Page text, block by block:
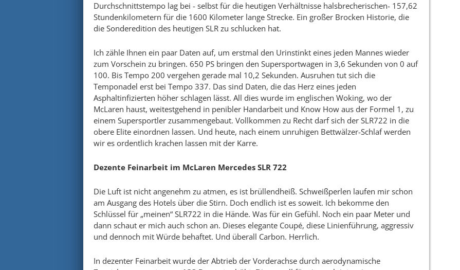
Durchschnittstempo lag bei - selbst für die heutigen Verhältnisse halsbrecherischen- 157,62
Stundenkilometern für die 1600 Kilometer lange Strecke. Ein großer Brocken Historie, die
die Sonderedition des heutigen SLR zu schlucken hat.
Ich zähle Ihnen ein paar Daten auf, um erstmal den Urinstinkt eines jeden Mannes wieder
zum Vorschein zu bringen. 650 PS bringen den Supersportwagen in 3,6 Sekunden von 0 auf
100. Bis Tempo 200 vergehen gerade mal 10,2 Sekunden. Ausruhen tut sich die
Temponadel erst bei Tempo 337. Das sind Daten, die das Herz eines jeden
Asphaltinfizierten höher schlagen lässt. All dies wurde im englischen Woking, wo der
McLaren haust, weitestgehend in penibler Handarbeit und Know How aus der Formel 1, zu
einem Supersportler zusammengebaut. Vollkommen zu Recht darf sich der SLR722 in die
obere Elite einordnen lassen. Und heute, nach einem unruhigen Bettwälzer-Schlaf werden
wir es ordentlich krachen lassen mit der Karre.
Dezente Feinarbeit im McLaren Mercedes SLR 722
Die Luft ist nicht angenehm zu atmen, es ist brüllendheiß. Schweißperlen laufen mir schon
am Ausgang des Hotels über die Stirn. Doch endlich ist es soweit. Ich bekomme den
Schlüssel für „meinen“ SLR722 in die Hände. Was für ein Gefühl. Noch ein paar Meter und
dann schaut er mich auch schon an. Dieses elegante Coupé, diese Linienführung, aggressiv
und dennoch mit Würde behaftet. Und überall Carbon. Herrlich.
In dezenter Feinarbeit wurde der Abtrieb der Vorderachse durch aerodynamische